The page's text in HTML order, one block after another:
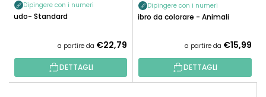
Dipingere con i numeri
Ludo- Standard
a partire da €22,79
DETTAGLI
Dipingere con i numeri
Libro da colorare - Animali
a partire da €15,99
DETTAGLI